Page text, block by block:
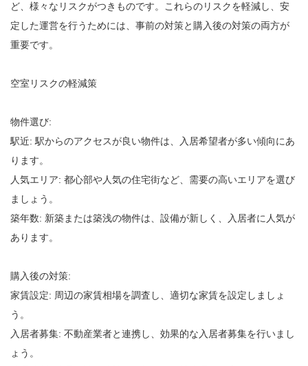
ど、様々なリスクがつきものです。これらのリスクを軽減し、安
定した運営を行うためには、事前の対策と購入後の対策の両方が
重要です。
空室リスクの軽減策
物件選び:
駅近: 駅からのアクセスが良い物件は、入居希望者が多い傾向にあ
ります。
人気エリア: 都心部や人気の住宅街など、需要の高いエリアを選び
ましょう。
築年数: 新築または築浅の物件は、設備が新しく、入居者に人気が
あります。
購入後の対策:
家賃設定: 周辺の家賃相場を調査し、適切な家賃を設定しましょ
う。
入居者募集: 不動産業者と連携し、効果的な入居者募集を行いまし
ょう。